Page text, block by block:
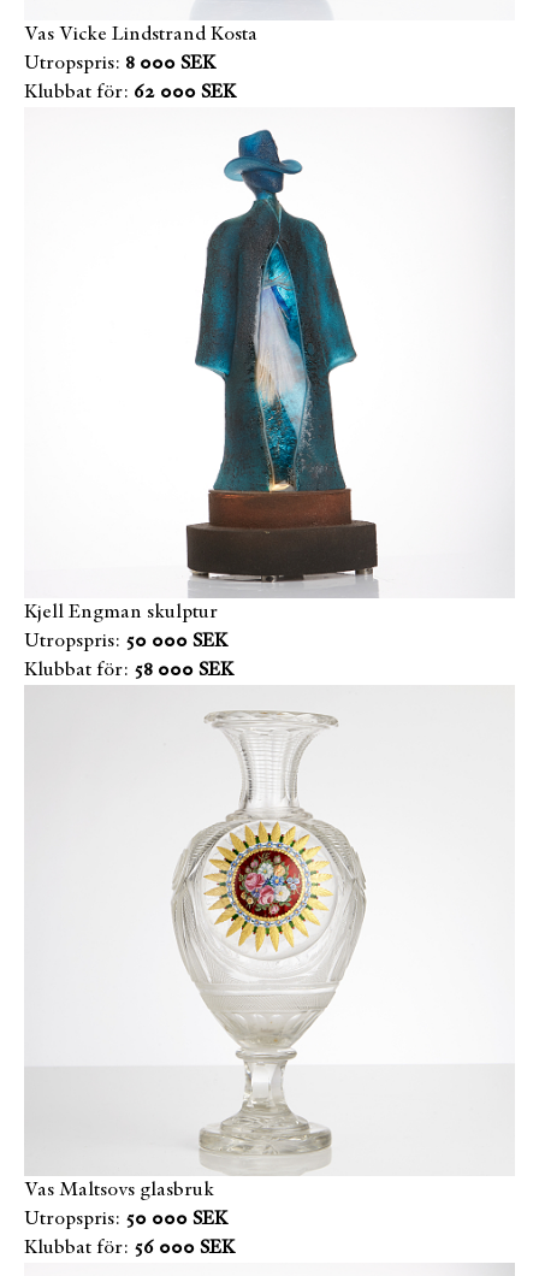
Vas Vicke Lindstrand Kosta
Utropspris: 8 000 SEK
Klubbat för: 62 000 SEK
Kjell Engman skulptur
Utropspris: 50 000 SEK
Klubbat för: 58 000 SEK
Vas Maltsovs glasbruk
Utropspris: 50 000 SEK
Klubbat för: 56 000 SEK